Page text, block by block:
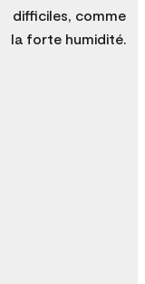
difficiles, comme
la forte humidité.